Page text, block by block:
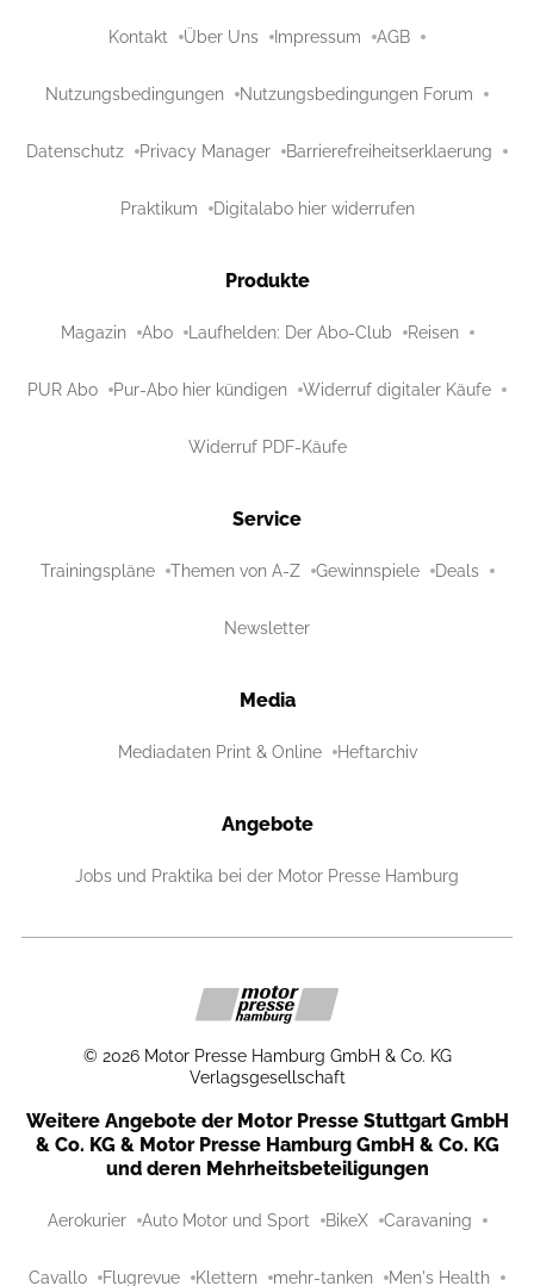
Kontakt Über Uns Impressum AGB
Nutzungsbedingungen Nutzungsbedingungen Forum
Datenschutz Privacy Manager Barrierefreiheitserklaerung
Praktikum Digitalabo hier widerrufen
Produkte
Magazin Abo Laufhelden: Der Abo-Club Reisen
PUR Abo Pur-Abo hier kündigen Widerruf digitaler Käufe
Widerruf PDF-Käufe
Service
Trainingspläne Themen von A-Z Gewinnspiele Deals
Newsletter
Media
Mediadaten Print & Online Heftarchiv
Angebote
Jobs und Praktika bei der Motor Presse Hamburg
© 2026 Motor Presse Hamburg GmbH & Co. KG
Verlagsgesellschaft
Weitere Angebote der Motor Presse Stuttgart GmbH
& Co. KG & Motor Presse Hamburg GmbH & Co. KG
und deren Mehrheitsbeteiligungen
Aerokurier Auto Motor und Sport BikeX Caravaning
Cavallo Flugrevue Klettern mehr-tanken Men's Health